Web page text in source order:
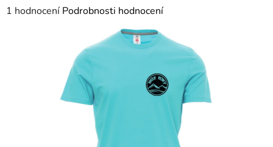
Průměrné
1 hodnocení Podrobnosti hodnocení